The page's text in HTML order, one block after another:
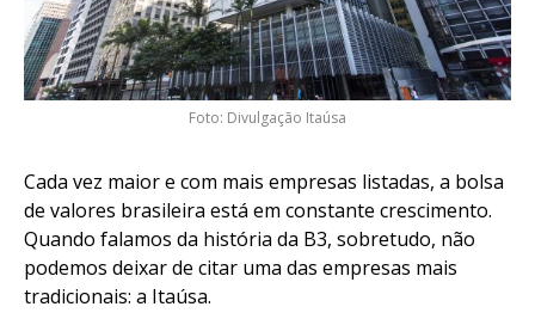
Foto: Divulgação Itaúsa
Cada vez maior e com mais empresas listadas, a bolsa
de valores brasileira está em constante crescimento.
Quando falamos da história da B3, sobretudo, não
podemos deixar de citar uma das empresas mais
tradicionais: a Itaúsa.